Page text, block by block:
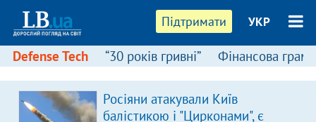
Підтримати УКР
Defense Tech “30 років гривні” Фінансова
Росіяни атакували Київ
балістикою і "Цирконами", є